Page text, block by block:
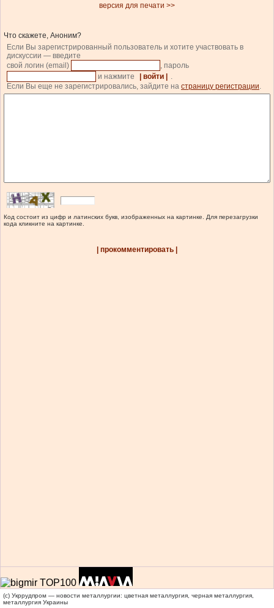
версия для печати >>
Что скажете, Аноним?
Если Вы зарегистрированный пользователь и хотите участвовать в
дискуссии — введите
свой логин (email)
, пароль
и нажмите
| войти |
.
Если Вы еще не зарегистрировались, зайдите на страницу регистрации.
Код состоит из цифр и латинских букв, изображенных на картинке. Для перезагрузки
кода кликните на картинке.
| прокомментировать |
(c) Укррудпром — новости металлургии: цветная металлургия, черная металлургия,
металлургия Украины